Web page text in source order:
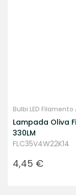
Bulbi LED Filamento
Lampada Oliva
330LM
FLC35V4W22K14
Prezzo
4,45 €